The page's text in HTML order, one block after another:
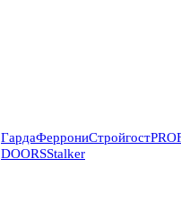
ГардаФеррониСтройгост
DOORSStalker